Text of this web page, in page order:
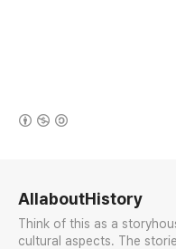
AllaboutHistory
Think of this as a
cultural aspects. The